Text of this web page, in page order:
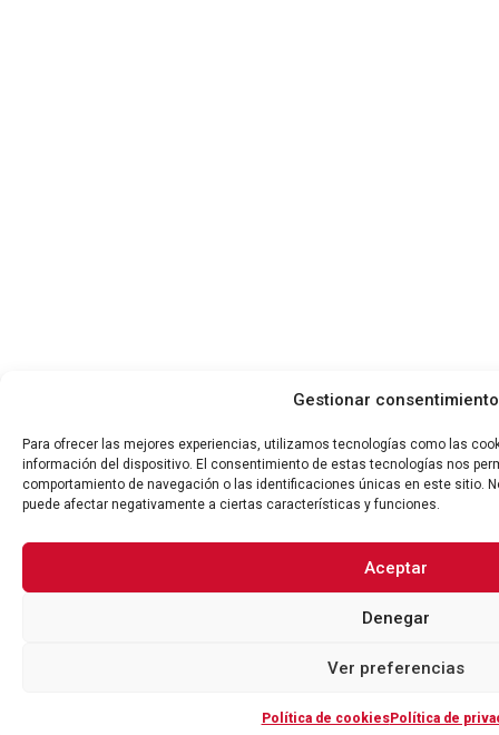
Gestionar consentimiento
Para ofrecer las mejores experiencias, utilizamos tecnologías como las
información del dispositivo. El consentimiento de estas tecnologías nos
comportamiento de navegación o las identificaciones únicas en este sitio.
puede afectar negativamente a ciertas características y funciones.
Aceptar
Denegar
Ver preferencias
Política de cookiesPolítica de